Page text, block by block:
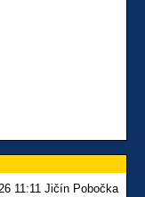
11:11 Jičín Pobočka